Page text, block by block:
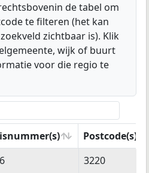
de tabel om
te filteren (het kan
zichtbaar is). Klik
wijk of buurt
voor die regio te
Postcode(s)
Postcode(s)
3220